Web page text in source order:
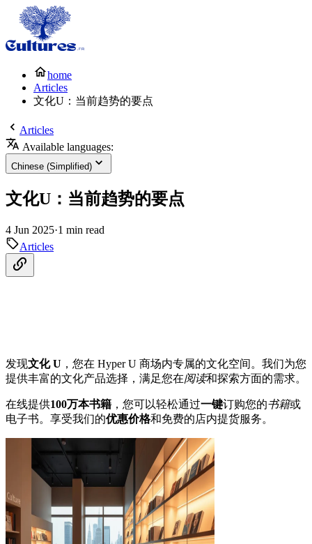
home
Articles
文化U：当前趋势的要点
Articles
Available languages:
Chinese (Simplified)
文化U：当前趋势的要点
4 Jun 2025·1 min read
Articles
发现文化 U ，您在 Hyper U 商场内专属的文化空间。我们为您
提供丰富的文化产品选择，满足您在阅读和探索方面的需求。
在线提供100万本书籍 ，您可以轻松通过一键订购您的书籍或
电子书。享受我们的优惠价格和免费的店内提货服务。